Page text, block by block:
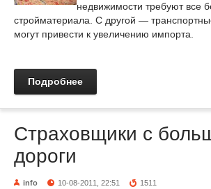
недвижимости требуют все
стройматериала. С другой —
могут привести к увеличению импорта.
Подробнее
Страховщики с
дороги
info 10-08-2011, 22:51 1511